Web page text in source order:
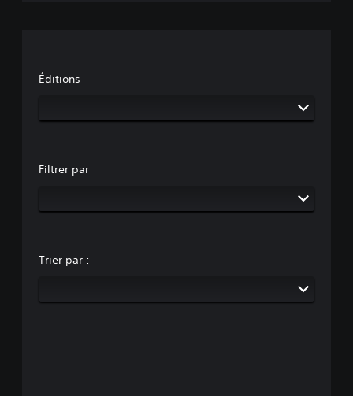
Éditions
Filtrer par
Trier par :